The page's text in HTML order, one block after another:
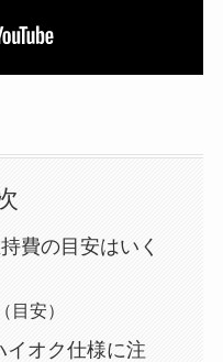
費の目安はいく
目安）
イオク仕様に注